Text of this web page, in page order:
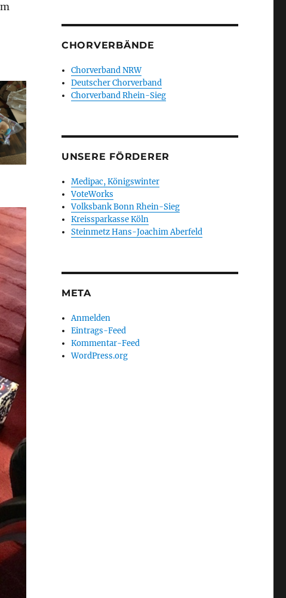
CHORVERBÄNDE
Chorverband NRW
Deutscher Chorverband
Chorverband Rhein-Sieg
UNSERE FÖRDERER
Medipac, Königswinter
VoteWorks
Volksbank Bonn Rhein-Sieg
Kreissparkasse Köln
Steinmetz Hans-Joachim Aberfeld
META
Anmelden
Eintrags-Feed
Kommentar-Feed
WordPress.org